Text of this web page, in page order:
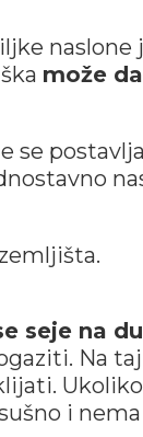
može
seje na
Na
i